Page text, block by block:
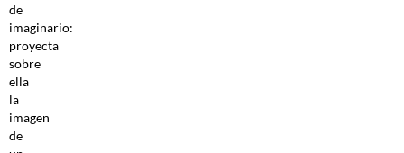
de
imaginario:
proyecta
sobre
ella
la
imagen
de